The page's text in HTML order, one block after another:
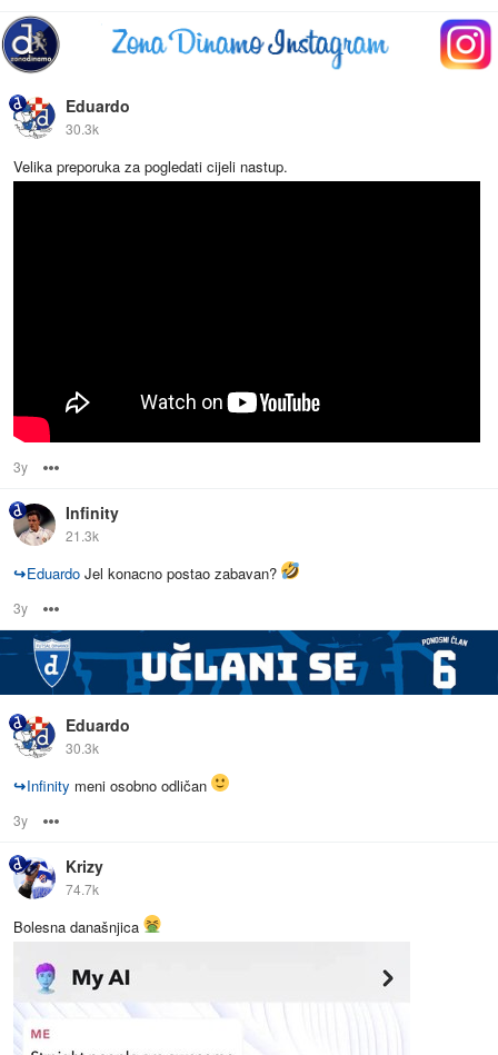
Eduardo
30.3k
Velika preporuka za pogledati cijeli nastup.
3y
Infinity
21.3k
↪Eduardo Jel konacno postao zabavan?
3y
Eduardo
30.3k
↪Infinity meni osobno odličan
3y
Krizy
74.7k
Bolesna današnjica